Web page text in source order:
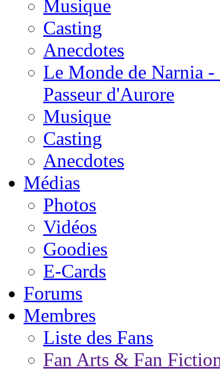
Musique
Casting
Anecdotes
Le Monde de Narnia
Passeur d'Aurore
Musique
Casting
Anecdotes
Médias
Photos
Vidéos
Goodies
E-Cards
Forums
Membres
Liste des Fans
Fan Arts & Fan